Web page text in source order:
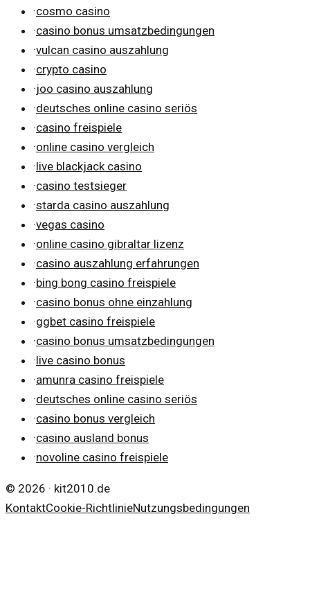
·cosmo casino
·casino bonus umsatzbedingungen
·vulcan casino auszahlung
·crypto casino
·joo casino auszahlung
·deutsches online casino seriös
·casino freispiele
·online casino vergleich
·live blackjack casino
·casino testsieger
·starda casino auszahlung
·vegas casino
·online casino gibraltar lizenz
·casino auszahlung erfahrungen
·bing bong casino freispiele
·casino bonus ohne einzahlung
·ggbet casino freispiele
·casino bonus umsatzbedingungen
·live casino bonus
·amunra casino freispiele
·deutsches online casino seriös
·casino bonus vergleich
·casino ausland bonus
·novoline casino freispiele
© 2026 · kit2010.de
KontaktCookie-RichtlinieNutzungsbedingungen